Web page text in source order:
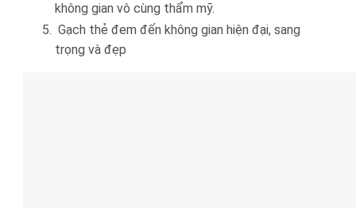
không gian vô cùng thẩm mỹ.
Gạch thẻ đem đến không gian hiện đại, sang
trọng và đẹp